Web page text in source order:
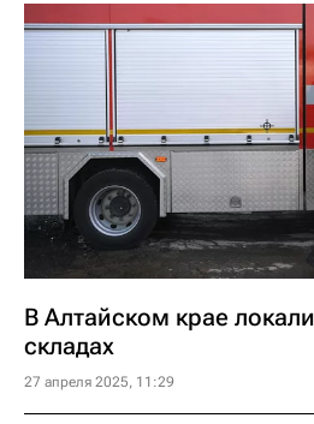
В Алтайском крае
складах
27 апреля 2025, 11:29